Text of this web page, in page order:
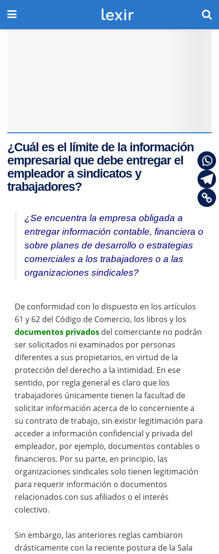
¿Cuál es el límite de la información
empresarial que debe entregar el
empleador a sindicatos y
trabajadores?
¿Se encuentra la empresa obligada a
entregar información contable, financiera o
sobre planes de desarrollo o estrategias
comerciales a los trabajadores o a las
organizaciones sindicales?
De conformidad con lo dispuesto en los artículos
61 y 62 del Código de Comercio, los libros y los
documentos privados del comerciante no podrán
ser solicitados ni examinados por personas
diferentes a sus propietarios, en virtud de la
protección del derecho a la intimidad. En ese
sentido, por regla general es claro que los
trabajadores únicamente tienen la facultad de
solicitar información acerca de lo concerniente a
su contrato de trabajo, sin existir legitimación para
acceder a información confidencial y privada del
empleador, por ejemplo, documentos contables o
financieros. Por su parte, en principio, las
organizaciones sindicales solo tienen legitimación
para requerir información o documentos
relacionados con sus afiliados o el interés
colectivo.
Sin embargo, las anteriores reglas cambiaron
drásticamente con la reciente postura de la Sala